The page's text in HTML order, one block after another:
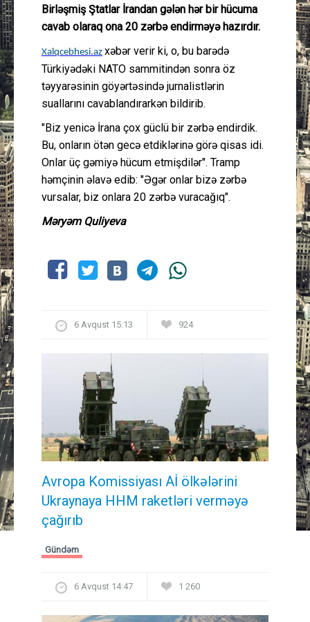
Cəmiyyət
Peşə etikası
Əlaqə
Birləşmiş Ştatlar İrandan gələn hər bir hücuma
cavab olaraq ona 20 zərbə endirməyə hazırdır.
Xalqcebhesi.az xəbər verir ki, o, bu barədə
Türkiyədəki NATO sammitindən sonra öz
təyyarəsinin göyərtəsində jurnalistlərin
suallarını cavablandırarkən bildirib.
"Biz yenicə İrana çox güclü bir zərbə endirdik.
Bu, onların ötən gecə etdiklərinə görə qisas idi.
Onlar üç gəmiyə hücum etmişdilər". Tramp
həmçinin əlavə edib: "Əgər onlar bizə zərbə
vursalar, biz onlara 20 zərbə vuracağıq".
Məryəm Quliyeva
6 Avqust 15:13 924
Avropa Komissiyası Aİ ölkələrini
Ukraynaya HHM raketləri verməyə
çağırıb
Gündəm
6 Avqust 14:47 1 260